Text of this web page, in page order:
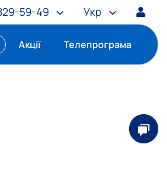
59-49 Укр
Акції Телепрограма